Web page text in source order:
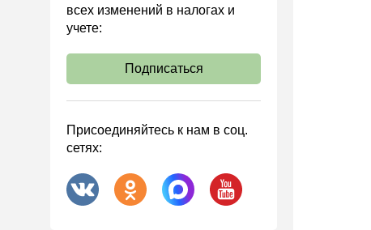
Охрана труда
Валютные операции
Налоговая система РФ
Налоговое планирование
Договоры
АО
всех изменений в налогах и
учете:
Подписаться
Присоединяйтесь к нам в соц.
сетях: